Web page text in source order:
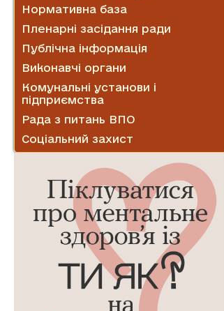
Нормативна база
Пленарні засідання ради
Публічна інформація
Виконавчі органи
Комунальні установи і
підприємства
Рада з питань ВПО
Соціальний захист